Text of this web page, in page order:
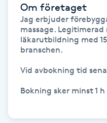
Friskvård
Friskvårdsmassage
Om företaget
Jag erbjuder
massage. Legitimerad
läkarutbildning med
branschen.
Vid avbokning tid
Bokning sker minst 1